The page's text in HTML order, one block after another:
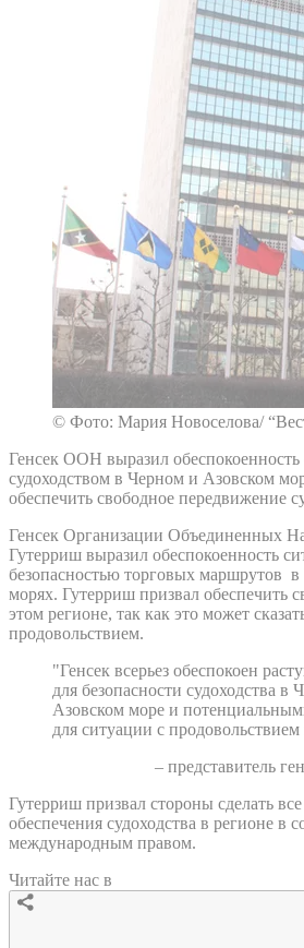
© Фото: Мария Новоселова/
Генсек ООН выразил обеспокоенность
судоходством в Черном и Азовском
обеспечить свободное передвижение
Генсек Организации Объединенных
Гутерриш выразил обеспокоенность
безопасностью торговых маршрутов
морях. Гутерриш призвал обеспечить
этом регионе, так как это может
продовольствием.
"Генсек всерьез обеспокоен
для безопасности судоходства в
Азовском море и
для ситуации с
– представитель
Гутерриш призвал стороны сделать
обеспечения судоходства в регионе в
международным правом.
Читайте нас в